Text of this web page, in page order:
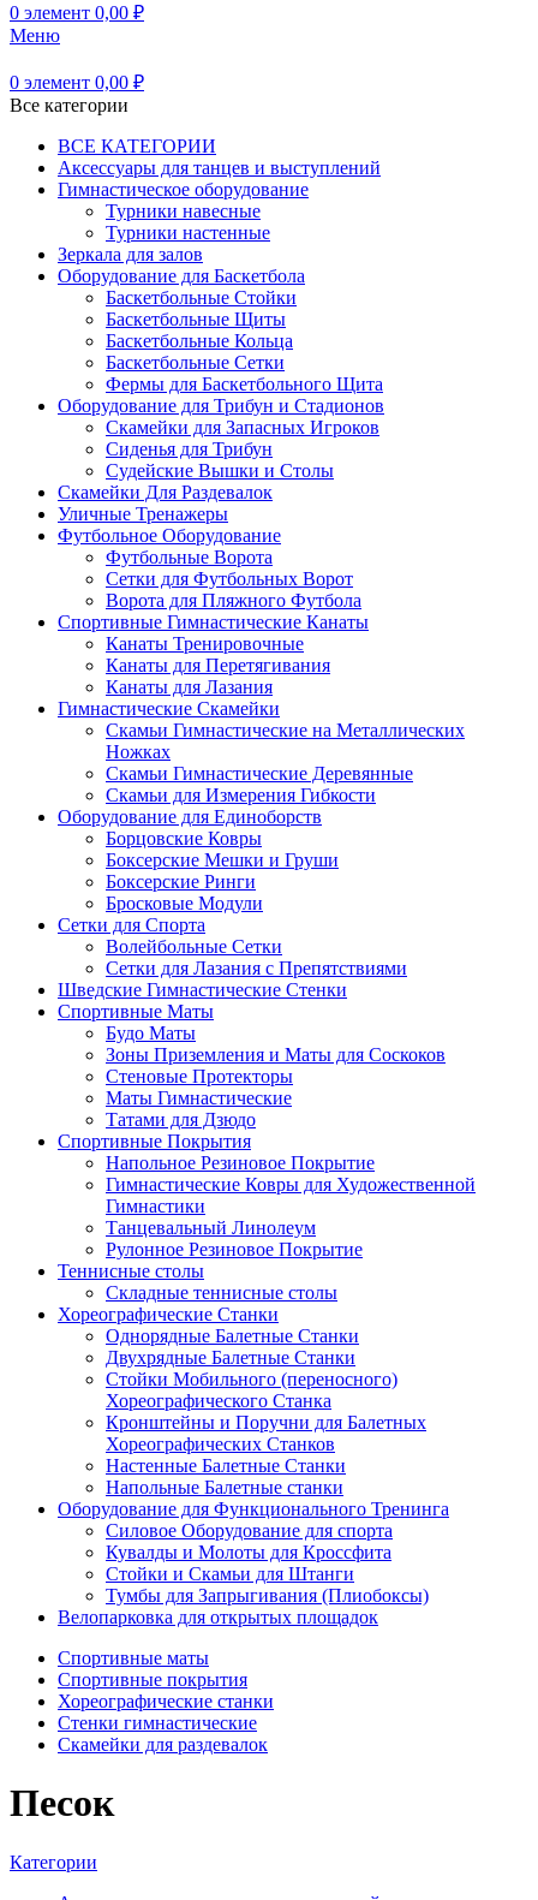
0 элемент 0,00 ₽
Меню
0 элемент 0,00 ₽
Все категории
ВСЕ КАТЕГОРИИ
Аксессуары для танцев и выступлений
Гимнастическое оборудование
Турники навесные
Турники настенные
Зеркала для залов
Оборудование для Баскетбола
Баскетбольные Стойки
Баскетбольные Щиты
Баскетбольные Кольца
Баскетбольные Сетки
Фермы для Баскетбольного Щита
Оборудование для Трибун и Стадионов
Скамейки для Запасных Игроков
Сиденья для Трибун
Судейские Вышки и Столы
Скамейки Для Раздевалок
Уличные Тренажеры
Футбольное Оборудование
Футбольные Ворота
Сетки для Футбольных Ворот
Ворота для Пляжного Футбола
Спортивные Гимнастические Канаты
Канаты Тренировочные
Канаты для Перетягивания
Канаты для Лазания
Гимнастические Скамейки
Скамьи Гимнастические на Металлических
Ножках
Скамьи Гимнастические Деревянные
Скамьи для Измерения Гибкости
Оборудование для Единоборств
Борцовские Ковры
Боксерские Мешки и Груши
Боксерские Ринги
Бросковые Модули
Сетки для Спорта
Волейбольные Сетки
Сетки для Лазания с Препятствиями
Шведские Гимнастические Стенки
Спортивные Маты
Будо Маты
Зоны Приземления и Маты для Соскоков
Стеновые Протекторы
Маты Гимнастические
Татами для Дзюдо
Спортивные Покрытия
Напольное Резиновое Покрытие
Гимнастические Ковры для Художественной
Гимнастики
Танцевальный Линолеум
Рулонное Резиновое Покрытие
Теннисные столы
Складные теннисные столы
Хореографические Станки
Однорядные Балетные Станки
Двухрядные Балетные Станки
Стойки Мобильного (переносного)
Хореографического Станка
Кронштейны и Поручни для Балетных
Хореографических Станков
Настенные Балетные Станки
Напольные Балетные станки
Оборудование для Функционального Тренинга
Силовое Оборудование для спорта
Кувалды и Молоты для Кроссфита
Стойки и Скамьи для Штанги
Тумбы для Запрыгивания (Плиобоксы)
Велопарковка для открытых площадок
Спортивные маты
Спортивные покрытия
Хореографические станки
Стенки гимнастические
Скамейки для раздевалок
Песок
Категории